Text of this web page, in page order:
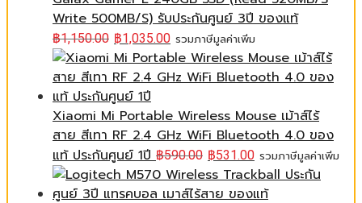
Write 500MB/S) รับประกันศูนย์ 3ปี ของแท้
฿1,150.00 ฿1,035.00 รวมภาษีมูลค่าเพิ่ม
Xiaomi Mi Portable Wireless Mouse เม้าส์ไร้
สาย สีเทา RF 2.4 GHz WiFi Bluetooth 4.0 ของ
แท้ ประกันศูนย์ 1ปี ฿590.00 ฿531.00 รวมภาษีมูลค่าเพิ่ม